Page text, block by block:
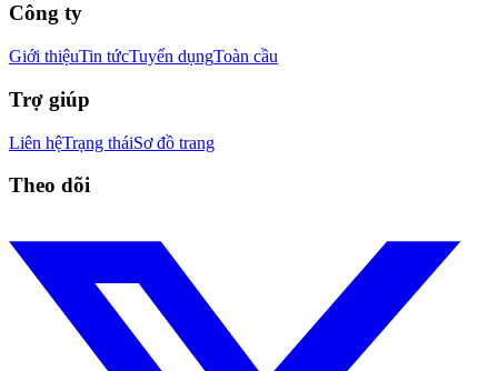
Công ty
Giới thiệuTin tứcTuyển dụngToàn cầu
Trợ giúp
Liên hệTrạng tháiSơ đồ trang
Theo dõi